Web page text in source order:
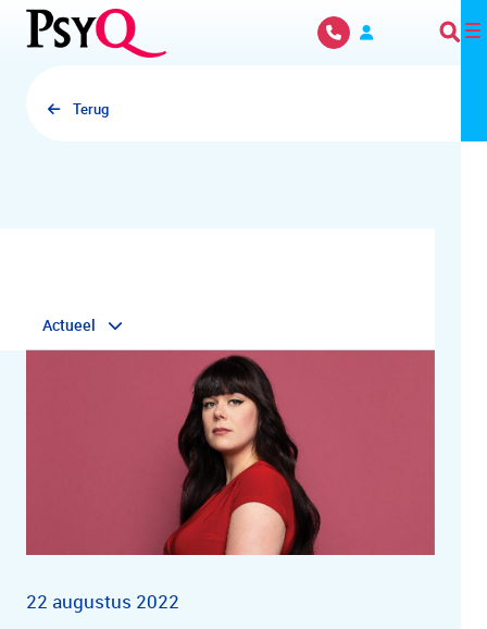
Overslaan en naar hoofdinhoud gaan
Terug
Actueel
22 augustus 2022